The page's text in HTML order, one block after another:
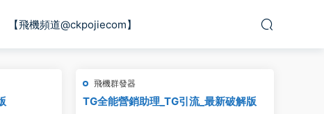
【飛機頻道@ckpojiecom】
飛機群發器
TG全能營銷助理_TG引流_最新破解版